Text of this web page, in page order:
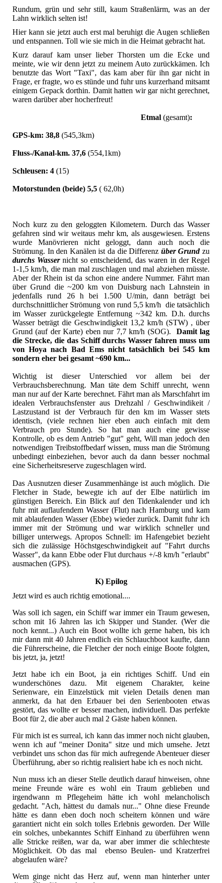
Rundum, grün und sehr still, kaum Straßenlärm, was an der
Lahn wirklich selten ist!
Hier kann sie jetzt auch erst mal beruhigt die Augen schließen
und entspannen. Toll wie sie mich in die Heimat gebracht hat.
Kurz darauf kam unser lieber Thorsten um die Ecke und
meinte, wie wir denn jetzt zu meinem Auto zurückkämen. Ich
benutzte das Wort "Taxi", das kam aber für ihn gar nicht in
Frage, er fragte, wo es stünde und fuhr uns kurzerhand mitsamt
einigem Gepack dorthin. Damit hatten wir gar nicht gerechnet,
waren darüber aber hocherfreut!
Etmal(gesamt):
GPS-km: 38,8 (545,3km)
Fluss-/Kanal-km. 37,6 (554,1km)
Schleusen: 4 (15)
Motorstunden (beide) 5,5 ( 62,0h)
Noch kurz zu den geloggten Kilometern. Durch das Wasser
gefahren sind wir weitaus mehr km, als ausgewiesen. Erstens
wurde Manövrieren nicht geloggt, dann auch noch die
Strömung. In den Kanälen ist da die Differenz über Grundzu
durchs Wassernicht so entscheidend, das waren in der Regel
1-1,5 km/h, die man mal zuschlagen und mal abziehen müsste.
Aber der Rhein ist da schon eine andere Nummer. Fährt man
über Grund die ~200 km von Duisburg nach Lahnstein in
jedenfalls rund 26 h bei 1.500 U/min, dann beträgt bei
durchschnittlicher Strömung von rund 5,5 km/h die tatsächlich
im Wasser zurückgelegte Entfernung ~342 km. D.h. durchs
Wasser beträgt die Geschwindigkeit 13,2 km/h (STW) , über
Grund (auf der Karte) eben nur 7,7 km/h (SOG). Damit lag
die Strecke, die das Schiff durchs Wasser fahren muss um
von Hoya nach Bad Ems nicht tatsächlich bei 545 km
sondern eher bei gesamt ~690 km...
Wichtig ist dieser Unterschied vor allem bei der
Verbrauchsberechnung. Man täte dem Schiff unrecht, wenn
man nur auf der Karte berechnet. Fährt man als Marschfahrt im
idealen Verbrauchsfenster aus Drehzahl / Geschwindikeit /
Lastzustand ist der Verbrauch für den km im Wasser stets
identisch, (viele rechnen hier eben auch einfach mit dem
Verbrauch pro Stunde). So hat man auch eine gewisse
Kontrolle, ob es dem Antrieb "gut" geht, Will man jedoch den
notwendigen Treibstoffbedarf wissen, muss man die Strömung
unbedingt einbeziehen, bevor auch da dann besser nochmal
eine Sicherheitsreserve zugeschlagen wird.
Das Ausnutzen dieser Zusammenhänge ist auch möglich. Die
Fletcher in Stade, bewegte ich auf der Elbe natürlich im
günstigen Bereich. Ein Blick auf den Tidenkalender und ich
fuhr mit auflaufendem Wasser (Flut) nach Hamburg und kam
mit ablaufenden Wasser (Ebbe) wieder zurück. Damit fuhr ich
immer mit der Strömung und war wirklich schneller und
billiger unterwegs. Apropos Schnell: im Hafengebiet bezieht
sich die zulässige Höchstgeschwindigkeit auf "Fahrt durchs
Wasser", da kann Ebbe oder Flut durchaus +/-8 km/h "erlaubt"
ausmachen (GPS).
K) Epilog
Jetzt wird es auch richtig emotional....
Was soll ich sagen, ein Schiff war immer ein Traum gewesen,
schon mit 16 Jahren las ich Skipper und Stander. (Wer die
noch kennt...) Auch ein Boot wollte ich gerne haben, bis ich
mir dann mit 40 Jahren endlich ein Schlauchboot kaufte, dann
die Führerscheine, die Fletcher der noch einige Boote folgten,
bis jetzt, ja, jetzt!
Jetzt habe ich ein Boot, ja ein richtiges Schiff. Und ein
wunderschönes dazu. Mit eigenem Charakter, keine
Serienware, ein Einzelstück mit vielen Details denen man
anmerkt, da hat den Erbauer bei den Serienbooten etwas
gestört, das wollte er besser machen, individuell. Das perfekte
Boot für 2, die aber auch mal 2 Gäste haben können.
Für mich ist es surreal, ich kann das immer noch nicht glauben,
wenn ich auf "meiner Donita" sitze und mich umsehe. Jetzt
verbindet uns schon das für mich aufregende Abenteuer dieser
Überführung, aber so richtig realisiert habe ich es noch nicht.
Nun muss ich an dieser Stelle deutlich darauf hinweisen, ohne
meine Freunde wäre es wohl ein Traum geblieben und
irgendwann m Pflegeheim hätte ich wohl melancholisch
gedacht. "Ach, hättest du damals nur..." Ohne diese Freunde
hätte es dann eben doch noch scheitern können und wäre
garantiert nicht ein solch tolles Erlebnis geworden. Der Wille
ein solches, unbekanntes Schiff Einhand zu überführen wenn
alle Stricke reißen, war da, war aber immer die schlechteste
Möglichkeit. Ob das mal ebenso Beulen- und Kratzerfrei
abgelaufen wäre?
Wem ginge nicht das Herz auf, wenn man hinterher unter